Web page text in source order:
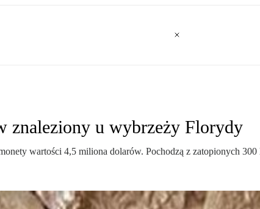
znaleziony u wybrzeży Florydy
wartości 4,5 miliona dolarów. Pochodzą z zatopionych 300